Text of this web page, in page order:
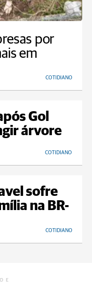
por
em
COTIDIANO
Gol
árvore
COTIDIANO
sofre
na BR-
COTIDIANO